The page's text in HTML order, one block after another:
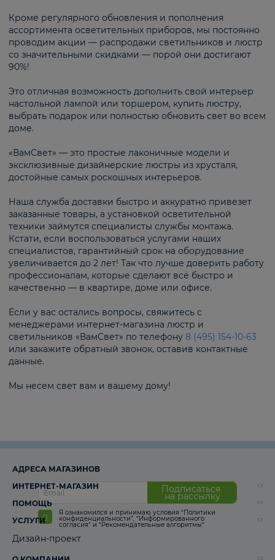
Кроме регулярного обновления и пополнения
ассортимента осветительных приборов, мы постоянно
проводим акции — распродажи светильников и люстр
со значительными скидками — порой они достигают
90%!
Это отличная возможность дополнить свой интерьер
настольной лампой или торшером, купить люстру,
выбрать подарок или полностью обновить свет во всем
доме.
«ВамСвет» — это простые лаконичные модели и
эксклюзивные дизайнерские люстры из хрусталя,
достойные самых роскошных интерьеров.
Наша служба доставки быстро и аккуратно привезет
заказанные товары, а установкой осветительной
техники займутся специалисты службы монтажа.
Кстати, если воспользоваться услугами наших
специалистов, гарантийный срок на оборудование
увеличивается до 2 лет! Так что лучше доверить работу
профессионалам, которые сделают всё быстро и
качественно — в квартире, доме или офисе.
Если у вас остались вопросы, свяжитесь с
менеджерами интернет-магазина люстр и
светильников «ВамСвет» по телефону 8 (495) 154-10-63
или закажите обратный звонок, оставив контактные
данные.
Мы несем свет вам и вашему дому!
Подписаться
на рассылку
Я ознакомился и принимаю условия “Политики
конфиденциальности”, “Информированного
согласия“ и “Рекомендательные алгоритмы“
АДРЕСА МАГАЗИНОВ
ИНТЕРНЕТ-МАГАЗИН
ПОМОЩЬ
УСЛУГИ
Дизайн-проект